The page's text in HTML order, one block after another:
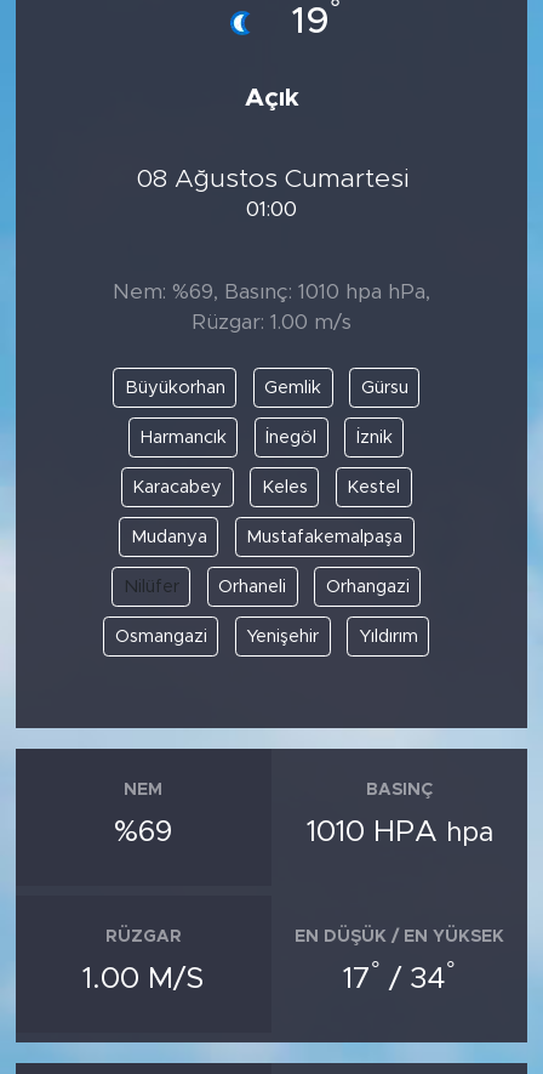
19°
Açık
08 Ağustos Cumartesi
01:00
Nem: %69, Basınç: 1010 hpa hPa,
Rüzgar: 1.00 m/s
Büyükorhan Gemlik Gürsu
Harmancık İnegöl İznik
Karacabey Keles Kestel
Mudanya Mustafakemalpaşa
Nilüfer Orhaneli Orhangazi
Osmangazi Yenişehir Yıldırım
NEM
%69
BASINÇ
1010 HPA hpa
RÜZGAR
1.00 M/S
EN DÜŞÜK / EN YÜKSEK
17° / 34°
DİNİ
POLİTİKA
EKONOMİ
KÜLTÜR SANAT
YAŞAM
KADIN
SİYASET
MEDYA KÖŞESİ
FOTO GALERİ